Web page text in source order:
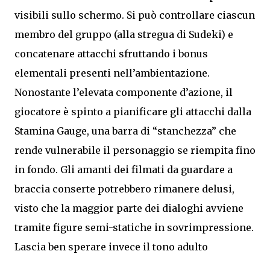
visibili sullo schermo. Si può controllare ciascun
membro del gruppo (alla stregua di Sudeki) e
concatenare attacchi sfruttando i bonus
elementali presenti nell’ambientazione.
Nonostante l’elevata componente d’azione, il
giocatore è spinto a pianificare gli attacchi dalla
Stamina Gauge, una barra di “stanchezza” che
rende vulnerabile il personaggio se riempita fino
in fondo. Gli amanti dei filmati da guardare a
braccia conserte potrebbero rimanere delusi,
visto che la maggior parte dei dialoghi avviene
tramite figure semi-statiche in sovrimpressione.
Lascia ben sperare invece il tono adulto